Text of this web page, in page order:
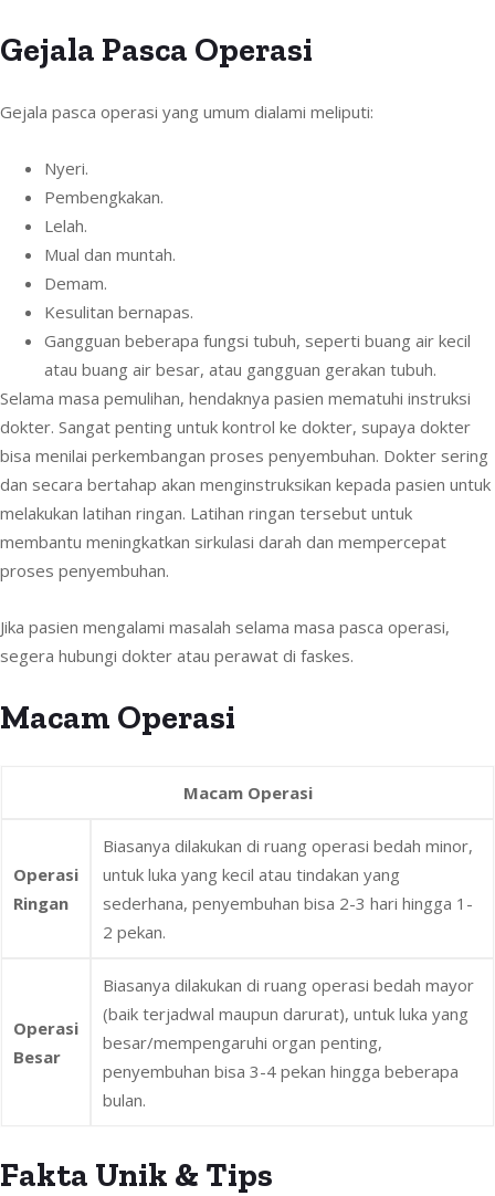
Gejala Pasca Operasi
Gejala pasca operasi yang umum dialami meliputi:
Nyeri.
Pembengkakan.
Lelah.
Mual dan muntah.
Demam.
Kesulitan bernapas.
Gangguan beberapa fungsi tubuh, seperti buang air kecil
atau buang air besar, atau gangguan gerakan tubuh.
Selama masa pemulihan, hendaknya pasien mematuhi instruksi
dokter. Sangat penting untuk kontrol ke dokter, supaya dokter
bisa menilai perkembangan proses penyembuhan. Dokter sering
dan secara bertahap akan menginstruksikan kepada pasien untuk
melakukan latihan ringan. Latihan ringan tersebut untuk
membantu meningkatkan sirkulasi darah dan mempercepat
proses penyembuhan.
Jika pasien mengalami masalah selama masa pasca operasi,
segera hubungi dokter atau perawat di faskes.
Macam Operasi
Macam Operasi
Operasi
Ringan
Biasanya dilakukan di ruang operasi bedah minor,
untuk luka yang kecil atau tindakan yang
sederhana, penyembuhan bisa 2-3 hari hingga 1-
2 pekan.
Operasi
Besar
Biasanya dilakukan di ruang operasi bedah mayor
(baik terjadwal maupun darurat), untuk luka yang
besar/mempengaruhi organ penting,
penyembuhan bisa 3-4 pekan hingga beberapa
bulan.
Fakta Unik & Tips